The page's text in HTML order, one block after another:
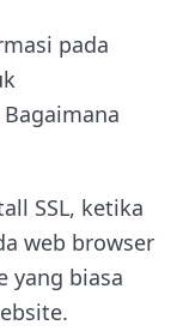
pada
SSL, ketika
web browser
yang biasa